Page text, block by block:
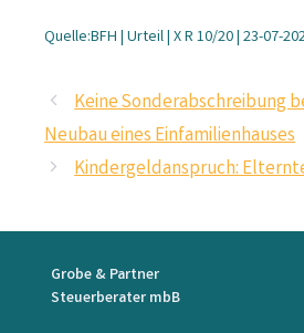
Quelle:BFH | Urteil | X R 10/20 | 23-07-
Keine Sonderabschreibung
Neubau eines Einfamilienhauses
Kindergeldanspruch:
Grobe & Partner
Steuerberater mbB